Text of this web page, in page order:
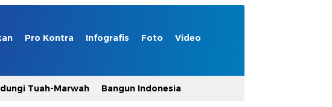
Pro Kontra Infografis Foto Video
Tuah-Marwah Bangun Indonesia